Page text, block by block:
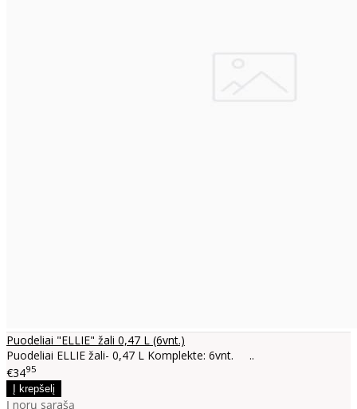
Puodeliai "ELLIE" žali 0,47 L (6vnt.)
Puodeliai ELLIE žali- 0,47 L Komplekte: 6vnt. ..
€3495
Į norų sąrašą